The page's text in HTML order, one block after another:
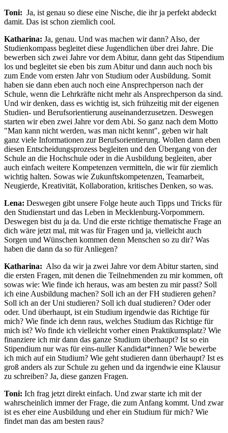
Toni: Ja, ist genau so diese eine Nische, die ihr ja perfekt abdeckt
damit. Das ist schon ziemlich cool.
Katharina: Ja, genau. Und was machen wir dann? Also, der
Studienkompass begleitet diese Jugendlichen über drei Jahre. Die
bewerben sich zwei Jahre vor dem Abitur, dann geht das Stipendium
los und begleitet sie eben bis zum Abitur und dann auch noch bis
zum Ende vom ersten Jahr von Studium oder Ausbildung. Somit
haben sie dann eben auch noch eine Ansprechperson nach der
Schule, wenn die Lehrkräfte nicht mehr als Ansprechperson da sind.
Und wir denken, dass es wichtig ist, sich frühzeitig mit der eigenen
Studien- und Berufsorientierung auseinanderzusetzen. Deswegen
starten wir eben zwei Jahre vor dem Abi. So ganz nach dem Motto
"Man kann nicht werden, was man nicht kennt", geben wir halt
ganz viele Informationen zur Berufsorientierung. Wollen dann eben
diesen Entscheidungsprozess begleiten und den Übergang von der
Schule an die Hochschule oder in die Ausbildung begleiten, aber
auch einfach weitere Kompetenzen vermitteln, die wir für ziemlich
wichtig halten. Sowas wie Zukunftskompetenzen, Teamarbeit,
Neugierde, Kreativität, Kollaboration, kritisches Denken, so was.
Lena: Deswegen gibt unsere Folge heute auch Tipps und Tricks für
den Studienstart und das Leben in Mecklenburg-Vorpommern.
Deswegen bist du ja da. Und die erste richtige thematische Frage an
dich wäre jetzt mal, mit was für Fragen und ja, vielleicht auch
Sorgen und Wünschen kommen denn Menschen so zu dir? Was
haben die dann da so für Anliegen?
Katharina: Also da wir ja zwei Jahre vor dem Abitur starten, sind
die ersten Fragen, mit denen die Teilnehmenden zu mir kommen, oft
sowas wie: Wie finde ich heraus, was am besten zu mir passt? Soll
ich eine Ausbildung machen? Soll ich an der FH studieren gehen?
Soll ich an der Uni studieren? Soll ich dual studieren? Oder oder
oder. Und überhaupt, ist ein Studium irgendwie das Richtige für
mich? Wie finde ich denn raus, welches Studium das Richtige für
mich ist? Wo finde ich vielleicht vorher einen Praktikumsplatz? Wie
finanziere ich mir dann das ganze Studium überhaupt? Ist so ein
Stipendium nur was für eins-nuller Kandidat*innen? Wie bewerbe
ich mich auf ein Studium? Wie geht studieren dann überhaupt? Ist es
groß anders als zur Schule zu gehen und da irgendwie eine Klausur
zu schreiben? Ja, diese ganzen Fragen.
Toni: Ich frag jetzt direkt einfach. Und zwar starte ich mit der
wahrscheinlich immer der Frage, die zum Anfang kommt. Und zwar
ist es eher eine Ausbildung und eher ein Studium für mich? Wie
findet man das am besten raus?